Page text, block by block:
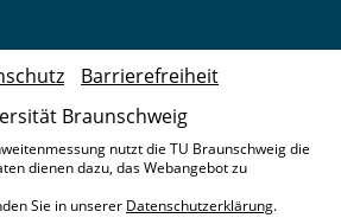
Braunschweig
Barrierefreiheit
nutzt die TU Braunschweig die
dienen dazu, das Webangebot zu
Sie in unserer Datenschutzerklärung.